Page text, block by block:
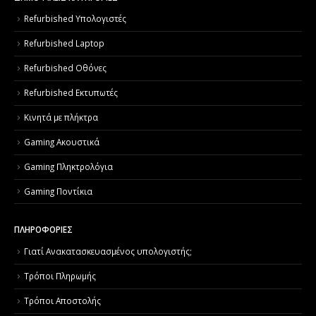
Refurbished Υπολογιστές
Refurbished Laptop
Refurbished Οθόνες
Refurbished Εκτυπωτές
Κινητά με πλήκτρα
Gaming Ακουστικά
Gaming Πληκτρολόγια
Gaming Ποντίκια
ΠΛΗΡΟΦΟΡΙΕΣ
Γιατί Aνακατασκευασμένος υπολογιστής;
Τρόποι Πληρωμής
Τρόποι Αποστολής